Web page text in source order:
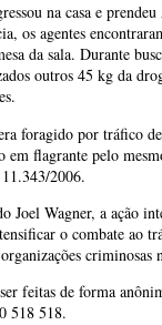
na casa e
os agentes
da sala. Durante
outros 45 kg da
foragido por tráfico
em flagrante pelo
2006.
Joel Wagner, a ação
o combate ao
criminosas
feitas de forma
518 518.